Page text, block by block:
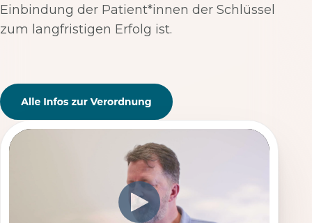
Einbindung der Patient*innen der Schlüssel
zum langfristigen Erfolg ist.